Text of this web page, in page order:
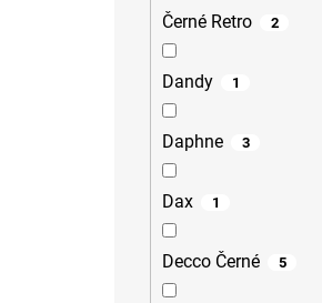
Černé Retro 2
Dandy 1
Daphne 3
Dax 1
Decco Černé 5